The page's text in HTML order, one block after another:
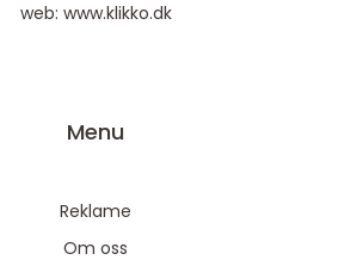
web: www.klikko.dk
Menu
Reklame
Om oss